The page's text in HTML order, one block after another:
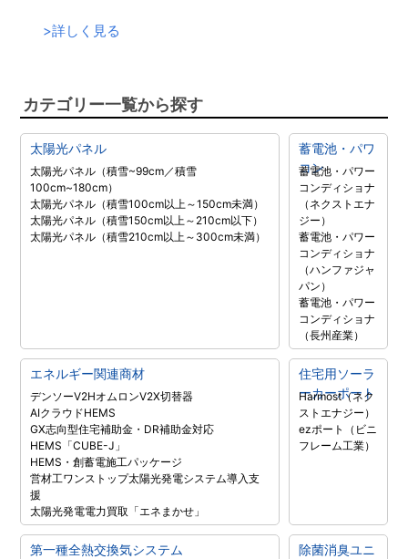
>詳しく見る
カテゴリー一覧から探す
太陽光パネル
太陽光パネル（積雪~99cm／積雪
100cm~180cm）
太陽光パネル（積雪100cm以上～150cm未満）
太陽光パネル（積雪150cm以上～210cm以下）
太陽光パネル（積雪210cm以上～300cm未満）
蓄電池・パワ
コン
蓄電池・パワー
コンディショナ
（ネクストエナ
ジー）
蓄電池・パワー
コンディショナ
（ハンファジャ
パン）
蓄電池・パワー
コンディショナ
（長州産業）
エネルギー関連商材
デンソーV2HオムロンV2X切替器
AIクラウドHEMS
GX志向型住宅補助金・DR補助金対応
HEMS「CUBE-J」
HEMS・創蓄電施工パッケージ
営材工ワンストップ太陽光発電システム導入支
援
太陽光発電電力買取「エネまかせ」
住宅用ソーラ
ーカーポート
Harmost（ネク
ストエナジー）
ezポート（ビニ
フレーム工業）
第一種全熱交換気システム
除菌消臭ユニ